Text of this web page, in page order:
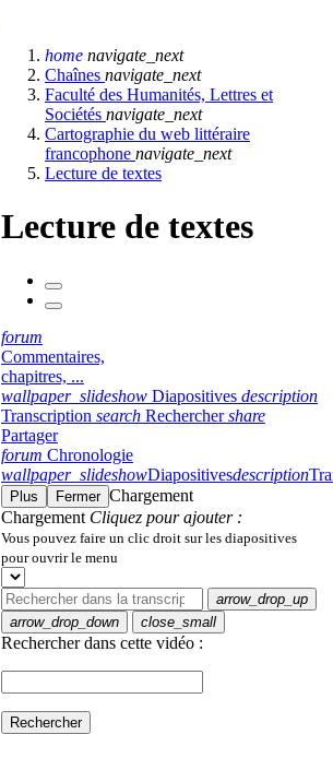
home navigate_next
Chaînes navigate_next
Faculté des Humanités, Lettres et
Sociétés navigate_next
Cartographie du web littéraire
francophone navigate_next
Lecture de textes
Lecture de textes
forum
Commentaires,
chapitres, ...
wallpaper_slideshow Diapositives description
Transcription search Rechercher share
Partager
forum Chronologie
wallpaper_slideshowDiapositivesdescription
Plus Fermer Chargement
Chargement Cliquez pour ajouter :
Vous pouvez faire un clic droit sur les diapositives
pour ouvrir le menu
arrow_drop_up
arrow_drop_down
close_small
Rechercher dans cette vidéo :
Rechercher